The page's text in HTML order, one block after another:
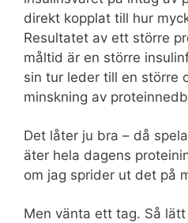
direkt kopplat till hur
Resultatet av ett större
måltid är en större
sin tur leder till en större
minskning av
Det låter ju bra – då
äter hela dagens
om jag sprider ut det på
Men vänta ett tag. Så